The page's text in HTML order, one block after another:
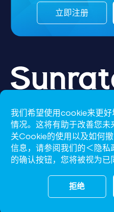
立即注册
CN-S
沪ICP备16009386号-2 沪公网安备
© Copyright 2026
我们希望使用cookie来更好
情况。这将有助于改善您
关Cookie的使用以及如何
信息，请参阅我们的＜隐私
的确认按钮，您将被视为已
拒绝